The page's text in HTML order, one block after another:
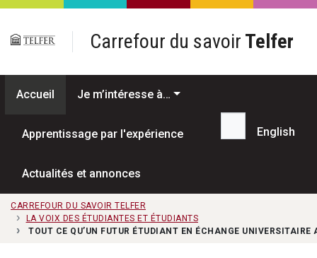
Passer au contenu principal
Carrefour du savoir Telfer
Accueil Je m’intéresse à…
Apprentissage par l'expérience
Actualités et annonces
Recherche...
English
CARREFOUR DU SAVOIR TELFER
LA VOIX DES ÉTUDIANTES ET ÉTUDIANTS
TOUT CE QU’UN FUTUR ÉTUDIANT EN ÉCHANGE